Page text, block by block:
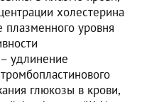
холестерина
уровня
удлинение
глюкозы в крови,